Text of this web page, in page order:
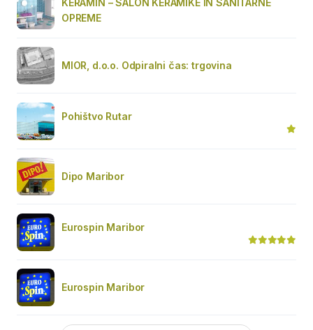
KERAMIN – SALON KERAMIKE IN SANITARNE
OPREME
MIOR, d.o.o. Odpiralni čas: trgovina
Pohištvo Rutar
Dipo Maribor
Eurospin Maribor
Eurospin Maribor